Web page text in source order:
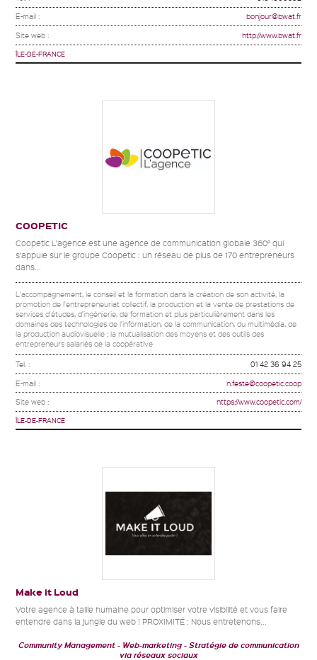
E-mail : bonjour@bwat.fr
Site web : http://www.bwat.fr
ÎLE-DE-FRANCE
COOPETIC
Coopetic L’agence est une agence de communication globale 360° qui
s’appuie sur le groupe Coopetic : un réseau de plus de 170 entrepreneurs
dans...
L'accompagnement, le conseil et la formation dans la création de son activité, la
promotion de l'entrepreneuriat collectif, la production et la vente de prestations de
services d'études, d'ingénierie, de formation et plus particulièrement dans les
domaines des technologies de l'information, de la communication, du multimédia, de
la production audiovisuelle ; la mutualisation des moyens et des outils des
entrepreneurs salariés de la coopérative
Tel. : 01 42 36 94 25
E-mail : n.feste@coopetic.coop
Site web : https://www.coopetic.com/
ÎLE-DE-FRANCE
Make it Loud
Votre agence à taille humaine pour optimiser votre visibilité et vous faire
entendre dans la jungle du web ! PROXIMITÉ : Nous entretenons...
Community Management Web-marketing
Stratégie de communication
via réseaux sociaux